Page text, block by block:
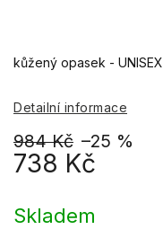
984 Kč –25 %
738 Kč
cena:
Skladem
kůžený opasek - UNISEX
Detailní informace